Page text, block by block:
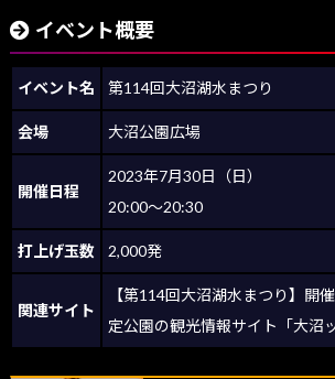
イベント概要
イベント名 第114回大沼湖水まつり
会場 大沼公園広場
開催日程
2023年7月30日（日）
20:00～20:30
打上げ玉数 2,000発
関連サイト
【第114回大沼湖水まつり】開
定公園の観光情報サイト「大沼